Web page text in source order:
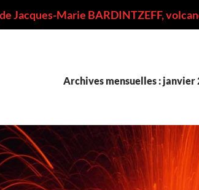
Jacques-Marie BARDINTZEFF,
Archives mensuelles : janvier